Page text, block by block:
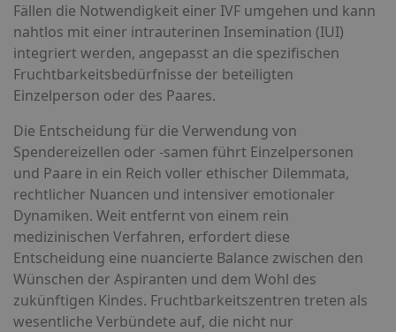
Fällen die Notwendigkeit einer IVF umgehen und kann
nahtlos mit einer intrauterinen Insemination (IUI)
integriert werden, angepasst an die spezifischen
Fruchtbarkeitsbedürfnisse der beteiligten
Einzelperson oder des Paares.
Die Entscheidung für die Verwendung von
Spendereizellen oder -samen führt Einzelpersonen
und Paare in ein Reich voller ethischer Dilemmata,
rechtlicher Nuancen und intensiver emotionaler
Dynamiken. Weit entfernt von einem rein
medizinischen Verfahren, erfordert diese
Entscheidung eine nuancierte Balance zwischen den
Wünschen der Aspiranten und dem Wohl des
zukünftigen Kindes. Fruchtbarkeitszentren treten als
wesentliche Verbündete auf, die nicht nur